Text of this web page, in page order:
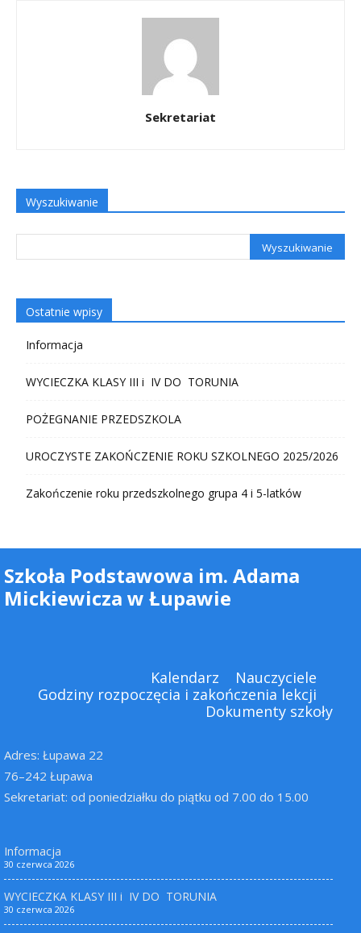
Sekretariat
Wyszukiwanie
Ostatnie wpisy
Informacja
WYCIECZKA KLASY III i IV DO TORUNIA
POŻEGNANIE PRZEDSZKOLA
UROCZYSTE ZAKOŃCZENIE ROKU SZKOLNEGO 2025/2026
Zakończenie roku przedszkolnego grupa 4 i 5-latków
Szkoła Podstawowa im. Adama
Mickiewicza w Łupawie
Kalendarz
Nauczyciele
Godziny rozpoczęcia i zakończenia lekcji
Dokumenty szkoły
Adres: Łupawa 22
76–242 Łupawa
Sekretariat: od poniedziałku do piątku od 7.00 do 15.00
Informacja
30 czerwca 2026
WYCIECZKA KLASY III i IV DO TORUNIA
30 czerwca 2026